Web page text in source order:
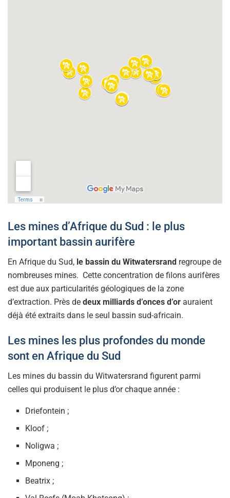
Les mines d’Afrique du Sud : le plus
important bassin aurifère
En Afrique du Sud, le bassin du Witwatersrand regroupe de
nombreuses mines. Cette concentration de filons aurifères
est due aux particularités géologiques de la zone
d’extraction. Près de deux milliards d’onces d’or auraient
déjà été extraits dans le seul bassin sud-africain.
Les mines les plus profondes du monde
sont en Afrique du Sud
Les mines du bassin du Witwatersrand figurent parmi
celles qui produisent le plus d’or chaque année :
Driefontein ;
Kloof ;
Noligwa ;
Mponeng ;
Beatrix ;